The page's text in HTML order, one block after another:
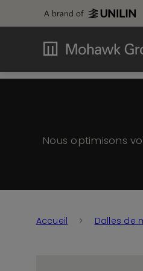
Nous optimisons
Accueil Dalles de